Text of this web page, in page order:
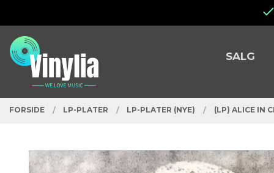
innholdet
PRODUKTER
SALG
FORSIDE LP-PLATER LP-PLATER (NYE) (LP) ALICE IN